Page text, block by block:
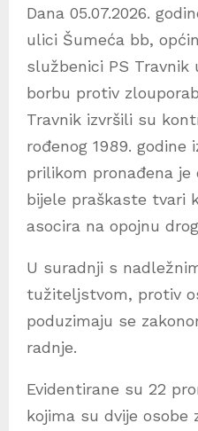
Dana 05.07.2026.
ulici Šumeća bb,
službenici PS Travnik
borbu protiv
Travnik izvršili su
rođenog 1989. godine
prilikom pronađena je
bijele praškaste tvari
asocira na opojnu
U suradnji s
tužiteljstvom, protiv
poduzimaju se
radnje.
Evidentirane su 22
kojima su dvije